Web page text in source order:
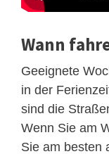
Wann
Geeignete
in der
sind die
Wenn Sie am
Sie am besten